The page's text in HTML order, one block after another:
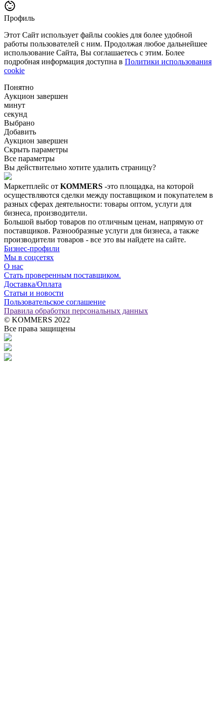
Профиль
Этот Сайт использует файлы cookies для более удобной
работы пользователей с ним. Продолжая любое дальнейшее
использование Сайта, Вы соглашаетесь с этим. Более
подробная информация доступна в Политики использования
cookie
Понятно
Аукцион завершен
минут
секунд
Выбрано
Добавить
Аукцион завершен
Скрыть параметры
Все параметры
Вы действительно хотите удалить страницу?
Маркетплейс от KOMMERS -это площадка, на которой
осуществляются сделки между поставщиком и покупателем в
разных сферах деятельности: товары оптом, услуги для
бизнеса, производители.
Большой выбор товаров по отличным ценам, напрямую от
поставщиков. Разнообразные услуги для бизнеса, а также
производители товаров - все это вы найдете на сайте.
Бизнес-профили
Мы в соцсетях
О нас
Стать проверенным поставщиком.
Доставка/Оплата
Статьи и новости
Пользовательское соглашение
Правила обработки персональных данных
© KOMMERS 2022
Все права защищены